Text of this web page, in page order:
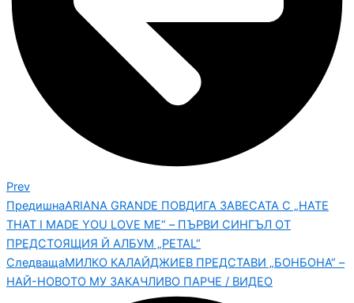
Prev
ПредишнаARIANA GRANDE ПОВДИГА ЗАВЕСАТА С „HATE
THAT I MADE YOU LOVE ME“ – ПЪРВИ СИНГЪЛ ОТ
ПРЕДСТОЯЩИЯ Й АЛБУМ „PETAL“
СледващаМИЛКО КАЛАЙДЖИЕВ ПРЕДСТАВИ „БОНБОНА“ –
НАЙ-НОВОТО МУ ЗАКАЧЛИВО ПАРЧЕ / ВИДЕО